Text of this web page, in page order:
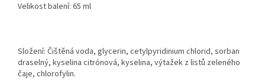
Velikost balení: 65 ml
Složení: Čištěná voda, glycerin, cetylpyridinium chlorid, sorban
draselný, kyselina citrónová, kyselina, výtažek z listů zeleného
čaje, chlorofylin.